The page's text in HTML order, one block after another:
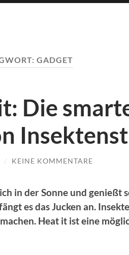
GADGET
Die
/ KEINE KOMMENTARE
in der Sonne und genießt
es das Jucken an.
Heat it ist eine